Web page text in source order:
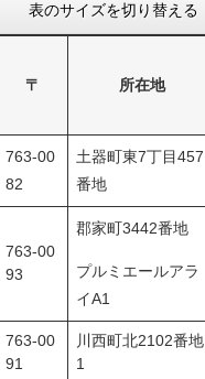
表のサイズを切り替える
〒 所在地
763-00
82
土器町東7丁目457
番地
763-00
93
郡家町3442番地
プルミエールアラ
イA1
763-00
91
川西町北2102番地
1